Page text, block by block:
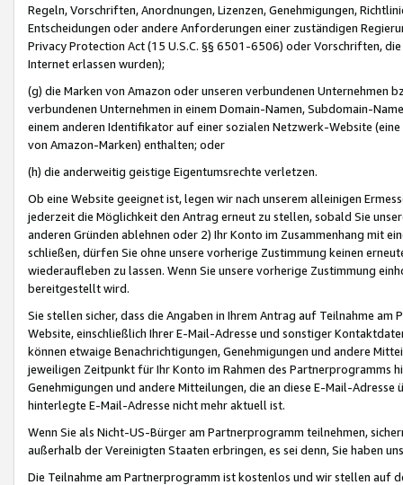
Regeln, Vorschriften, Anordnungen, Lizenzen, Genehmigungen,
Entscheidungen oder andere Anforderungen einer zuständigen
Privacy Protection Act (15 U.S.C. §§ 6501-6506) oder Vorschriften,
Internet erlassen wurden);
(g) die Marken von Amazon oder unseren verbundenen Unternehmen
verbundenen Unternehmen in einem Domain-Namen, Subdomain-
einem anderen Identifikator auf einer sozialen Netzwerk-Website
von Amazon-Marken) enthalten; oder
(h) die anderweitig geistige Eigentumsrechte verletzen.
Ob eine Website geeignet ist, legen wir nach unserem alleinigen
jederzeit die Möglichkeit den Antrag erneut zu stellen, sobald Sie
anderen Gründen ablehnen oder 2) Ihr Konto im Zusammenhang mit
schließen, dürfen Sie ohne unsere vorherige Zustimmung keinen
wiederaufleben zu lassen. Wenn Sie unsere vorherige Zustimmung
bereitgestellt wird.
Sie stellen sicher, dass die Angaben in Ihrem Antrag auf Teilnahme
Website, einschließlich Ihrer E-Mail-Adresse und sonstiger
können etwaige Benachrichtigungen, Genehmigungen und andere
jeweiligen Zeitpunkt für Ihr Konto im Rahmen des Partnerprogramms
Genehmigungen und andere Mitteilungen, die an diese E-Mail-
hinterlegte E-Mail-Adresse nicht mehr aktuell ist.
Wenn Sie als Nicht-US-Bürger am Partnerprogramm teilnehmen,
außerhalb der Vereinigten Staaten erbringen, es sei denn, Sie haben
Die Teilnahme am Partnerprogramm ist kostenlos und wir stellen auf